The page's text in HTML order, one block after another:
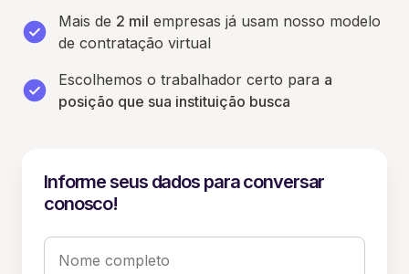
Mais de 2 mil empresas já usam nosso modelo
de contratação virtual
Escolhemos o trabalhador certo para a
posição que sua instituição busca
Informe seus dados para conversar
conosco!
Nome completo